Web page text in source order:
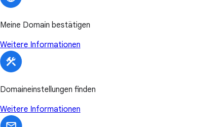
Meine Domain bestätigen
Weitere Informationen
Domaineinstellungen finden
Weitere Informationen